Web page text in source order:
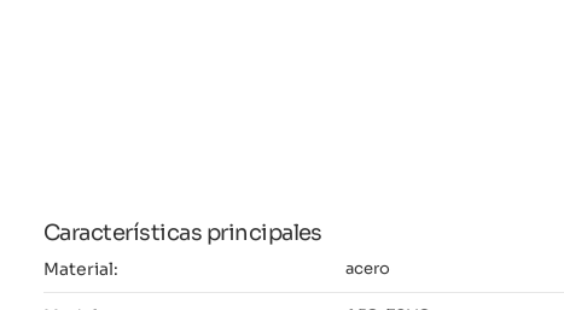
Características principales
Material: acero